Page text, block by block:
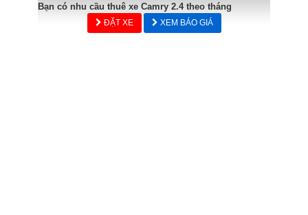
Bạn có nhu cầu thuê xe Camry 2.4 theo tháng
ĐẶT XE XEM BÁO GIÁ